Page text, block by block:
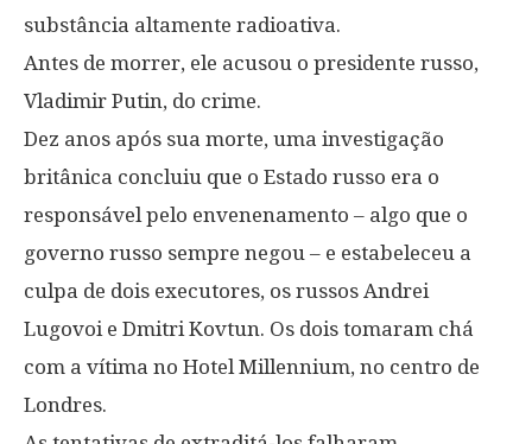
substância altamente radioativa.
Antes de morrer, ele acusou o presidente russo,
Vladimir Putin, do crime.
Dez anos após sua morte, uma investigação
britânica concluiu que o Estado russo era o
responsável pelo envenenamento – algo que o
governo russo sempre negou – e estabeleceu a
culpa de dois executores, os russos Andrei
Lugovoi e Dmitri Kovtun. Os dois tomaram chá
com a vítima no Hotel Millennium, no centro de
Londres.